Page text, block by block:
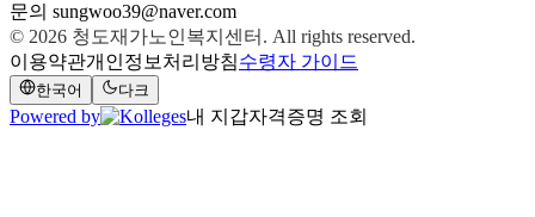
문의 sungwoo39@naver.com
© 2026 청도재가노인복지센터 . All rights reserved.
이용약관개인정보처리방침수령자 가이드
한국어 다크
Powered by 내 지갑자격증명 조회